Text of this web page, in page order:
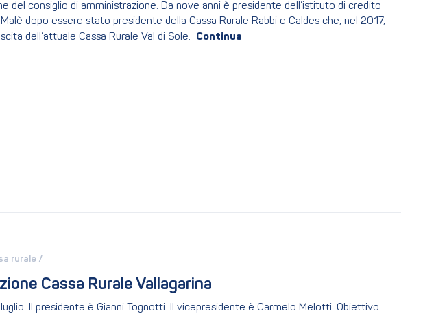
del consiglio di amministrazione. Da nove anni è presidente dell’istituto di credito
dopo essere stato presidente della Cassa Rurale Rabbi e Caldes che, nel 2017,
dell’attuale Cassa Rurale Val di Sole.
rurale /
Cassa Rurale Vallagarina
Il presidente è Gianni Tognotti. Il vicepresidente è Carmelo Melotti. Obiettivo: